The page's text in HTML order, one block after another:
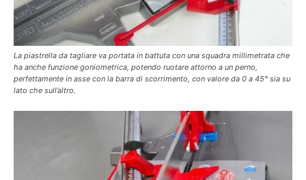
La piastrella da tagliare va portata in battuta con una squadra millimetrata che
ha anche funzione goniometrica, potendo ruotare attorno a un perno,
perfettamente in asse con la barra di scorrimento, con valore da 0 a 45° sia su
lato che sull’altro.